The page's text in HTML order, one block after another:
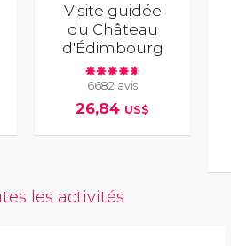
Visite guidée
du Château
d'Édimbourg
6682 avis
26,84 US$
les activités